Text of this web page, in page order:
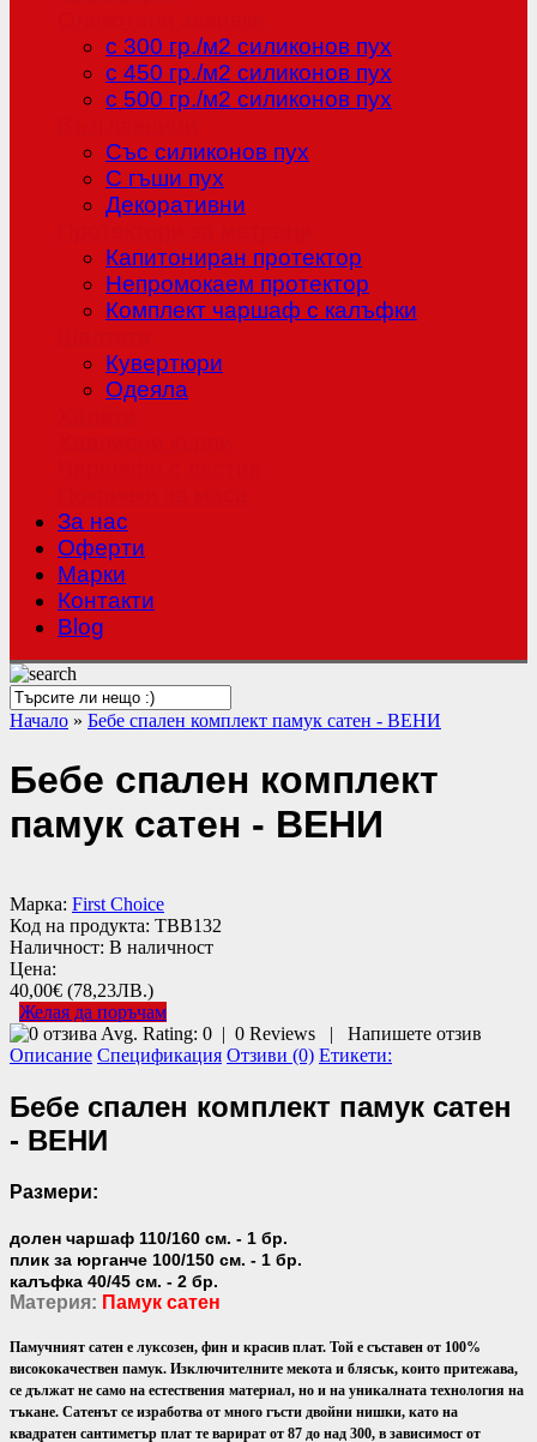
с 300 гр./м2 силиконов пух
с 450 гр./м2 силиконов пух
с 500 гр./м2 силиконов пух
Със силиконов пух
С гъши пух
Декоративни
Капитониран протектор
Непромокаем протектор
Комплект чаршаф с калъфки
Кувертюри
Одеяла
За нас
Оферти
Mарки
Контакти
Blog
Начало » Бебе спален комплект памук сатен - ВЕНИ
Бебе спален комплект
памук сатен - ВЕНИ
Марка: First Choice
Код на продукта: TBB132
Наличност: В наличност
Цена:
40,00€ (78,23ЛВ.)
Желая да поръчам
Avg. Rating: 0 | 0 Reviews | Напишете отзив
Описание Спецификация Отзиви (0) Етикети:
Бебе спален комплект памук сатен
- ВЕНИ
Размери:
долен чаршаф 110/160 см. - 1 бр.
плик за юрганче 100/150 см. - 1 бр.
калъфка 40/45 см. - 2 бр.
Материя: Памук сатен
Памучният сатен е луксозен, фин и красив плат. Той е съставен от 100%
висококачествен памук. Изключителните мекота и блясък, които притежава,
се дължат не само на естествения материал, но и на уникалната технология на
тъкане. Сатенът се изработва от много гъсти двойни нишки, като на
квадратен сантиметър плат те варират от 87 до над 300, в зависимост от